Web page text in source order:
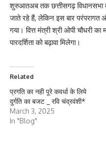
शुरुआतअब तक छत्तीसगढ़
जाते रहे हैं, लेकिन इस बार
गया। वित्त मंत्री श्री ओपी चौधरी
पारदर्शिता को बढ़ावा मिलेगा।
Related
प्रगति का नही पूरे कवर्धा के लिये
दुर्गति का बजट _ रवि चंद्रवंशी*
March 3, 2025
In "Blog"